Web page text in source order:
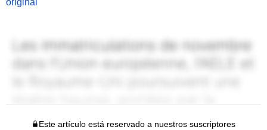
original
Este artículo está reservado a nuestros suscriptores